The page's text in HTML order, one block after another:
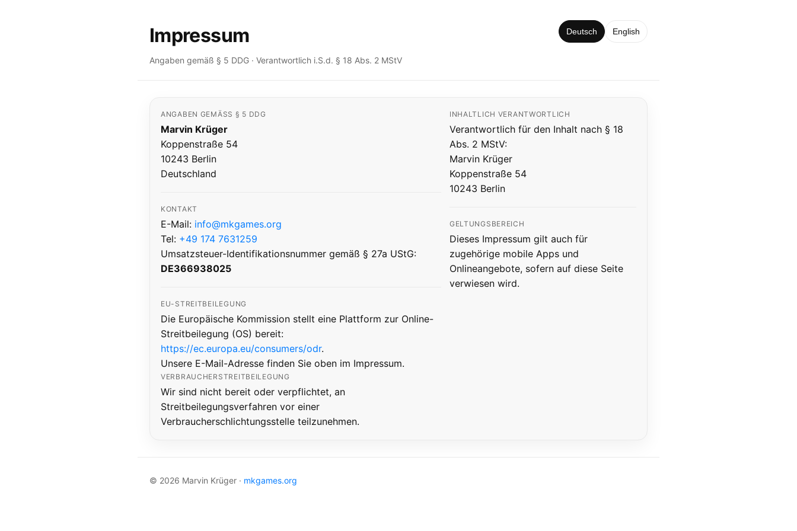
Impressum
Angaben gemäß § 5 DDG · Verantwortlich i.S.d. § 18 Abs. 2 MStV
Deutsch English
ANGABEN GEMÄSS § 5 DDG
Marvin Krüger
Koppenstraße 54
10243 Berlin
Deutschland
KONTAKT
E-Mail: info@mkgames.org
Tel: +49 174 7631259
Umsatzsteuer-Identifikationsnummer gemäß § 27a UStG:
DE366938025
EU-STREITBEILEGUNG
Die Europäische Kommission stellt eine Plattform zur Online-
Streitbeilegung (OS) bereit:
https://ec.europa.eu/consumers/odr.
Unsere E-Mail-Adresse finden Sie oben im Impressum.
VERBRAUCHERSTREITBEILEGUNG
Wir sind nicht bereit oder verpflichtet, an
Streitbeilegungsverfahren vor einer
Verbraucherschlichtungsstelle teilzunehmen.
INHALTLICH VERANTWORTLICH
Verantwortlich für den Inhalt nach § 18
Abs. 2 MStV:
Marvin Krüger
Koppenstraße 54
10243 Berlin
GELTUNGSBEREICH
Dieses Impressum gilt auch für
zugehörige mobile Apps und
Onlineangebote, sofern auf diese Seite
verwiesen wird.
© 2026 Marvin Krüger · mkgames.org